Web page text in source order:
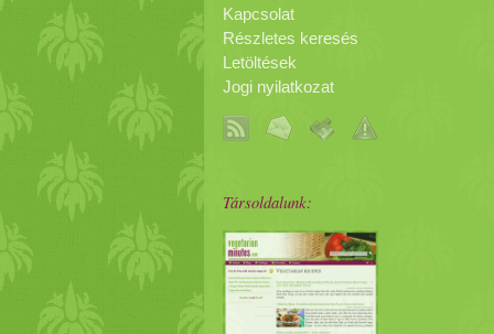
Kapcsolat
Részletes keresés
Letöltések
Jogi nyilatkozat
Társoldalunk: